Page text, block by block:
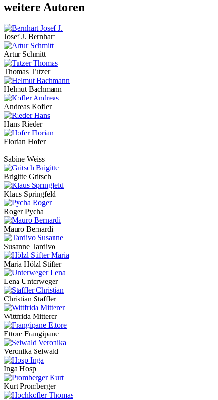
weitere Autoren
Josef J. Bernhart
Artur Schmitt
Thomas Tutzer
Helmut Bachmann
Andreas Kofler
Hans Rieder
Florian Hofer
Sabine Weiss
Brigitte Gritsch
Klaus Springfeld
Roger Pycha
Mauro Bernardi
Susanne Tardivo
Maria Hölzl Stifter
Lena Unterweger
Christian Staffler
Wittfrida Mitterer
Ettore Frangipane
Veronika Seiwald
Inga Hosp
Kurt Promberger